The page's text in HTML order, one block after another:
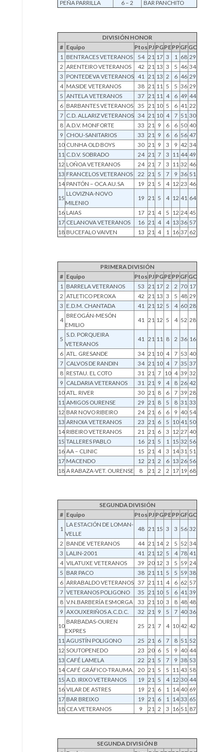
PEÑA PARRILLA 6 – 2 BAR PANCHITO
DIVISIÓN HONOR
# Equipo Ptos PJ PGPEPP GFGC
1 BENTRACES VETERANOS 54 21 17 3 1 68 29
2 ARENTEIRO VETERANOS 42 21 13 3 5 46 34
3 PONTEDEVA VETERANOS 41 21 13 2 6 46 29
4 MASIDE VETERANOS 38 21 11 5 5 36 29
5 ANTELA VETERANOS 37 21 11 4 6 49 44
6 BARBANTES VETERANOS 35 21 10 5 6 41 22
7 C.D. ALLARIZ VETERANOS 34 21 10 4 7 51 30
8 A.D.V. MONFORTE 33 21 9 6 6 50 40
9 CHOU-SANITARIOS 33 21 9 6 6 56 47
10 CUNHA OLD BOYS 30 21 9 3 9 42 34
11 C.D.V. SOBRADO 24 21 7 3 11 44 49
12 LOÑOA VETERANOS 24 21 7 3 11 32 46
13 FRANCELOS VETERANOS 22 21 5 7 9 36 51
14 PANTÓN – OCA AU.SA 19 21 5 4 12 23 46
15
LLOVIZNA-NOVO
MILENIO
19 21 5 4 12 41 64
16 LAIAS 17 21 4 5 12 24 45
17 CELANOVA VETERANOS 16 21 4 4 13 36 57
18 BUCEFALO VAIVEN 13 21 4 1 16 37 62
PRIMERA DIVISIÓN
# Equipo Ptos PJ PGPEPP GFGC
1 BARRELA VETERANOS 53 21 17 2 2 70 17
2 ATLETICO PEROXA 42 21 13 3 5 48 29
3 E.D.M. CHANTADA 41 21 12 5 4 60 28
4
BREOGÁN-MESÓN
EMILIO
41 21 12 5 4 52 28
5
S.D. PORQUEIRA
VETERANOS
41 21 11 8 2 36 16
6 ATL. GRESANDE 34 21 10 4 7 53 40
7 CALVOS DE RANDIN 34 21 10 4 7 35 37
8 RESTAU. EL COTO 31 21 7 10 4 39 32
9 CALDARIA VETERANOS 31 21 9 4 8 26 42
10 ATL. RIVER 30 21 8 6 7 39 28
11 AMIGOS OURENSE 29 21 8 5 8 31 33
12 BAR NOVO RIBEIRO 24 21 6 6 9 40 54
13 ARNOIA VETERANOS 23 21 6 5 10 41 50
14 RIBEIRO VETERANOS 21 21 6 3 12 27 40
15 TALLERES PABLO 16 21 5 1 15 32 56
16 AA – CLINIC 15 21 4 3 14 31 51
17 MACENDO 12 21 2 6 13 26 56
18 A RABAZA-VET. OURENSE 8 21 2 2 17 19 68
SEGUNDA DIVISIÓN
# Equipo Ptos PJ PGPEPP GFGC
1
LA ESTACIÓN DE LOMAN-
VELLE
48 21 15 3 3 56 32
2 BANDE VETERANOS 44 21 14 2 5 52 34
3 LALIN-2001 41 21 12 5 4 78 41
4 VILATUXE VETERANOS 39 20 12 3 5 59 24
5 BAR PACO 38 21 11 5 5 59 38
6 ARRABALDO VETERANOS 37 21 11 4 6 62 57
7 VETERANOS POLIGONO 35 21 10 5 6 41 39
8 V.N.BARBERÍA ESMORGA 33 21 10 3 8 48 48
9 AXOUXERIÑOS A.C.D.C. 32 21 9 5 7 40 36
10
BARBADAS-OUREN
EXPRES
25 21 7 4 10 42 42
11 AGUSTÍN POLIGONO 25 21 6 7 8 51 52
12 SOUTOPENEDO 23 20 6 5 9 40 44
13 CAFÉ LAMELA 22 21 5 7 9 38 53
14 CAFÉ GRÁFICO-TRAUMA. 20 21 5 5 11 43 58
15 A.D. IRIXO VETERANOS 19 21 5 4 12 30 44
16 VILAR DE ASTRES 19 21 6 1 14 40 69
17 BAR BREIXO 19 21 6 1 14 33 65
18 CEA VETERANOS 9 21 2 3 16 51 87
SEGUNDA DIVISIÓN B